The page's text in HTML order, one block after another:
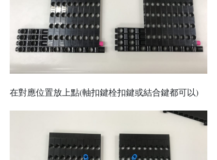
在對應位置放上點(軸扣鍵栓扣鍵或結合鍵都可以)